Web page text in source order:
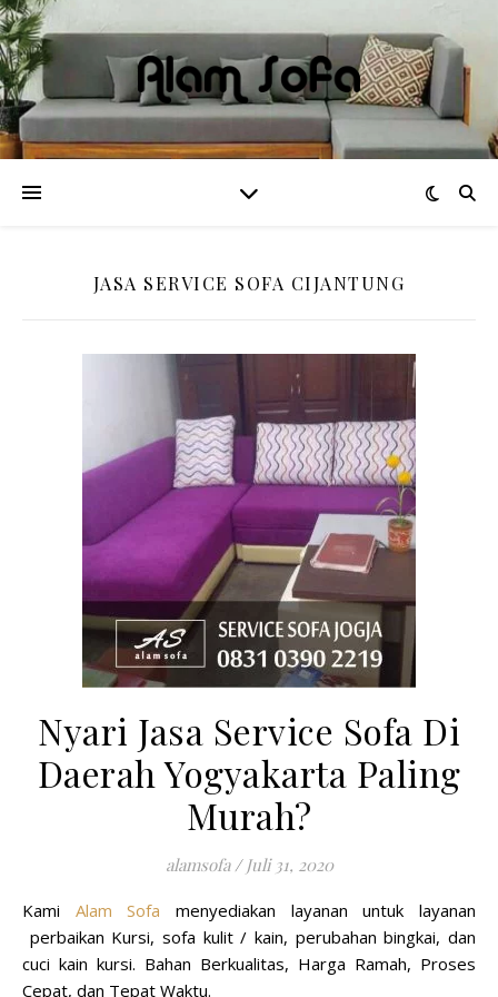
JASA SERVICE SOFA CIJANTUNG
Nyari Jasa Service Sofa Di
Daerah Yogyakarta Paling
Murah?
alamsofa / Juli 31, 2020
Kami Alam Sofa menyediakan layanan untuk layanan
perbaikan Kursi, sofa kulit / kain, perubahan bingkai, dan
cuci kain kursi. Bahan Berkualitas, Harga Ramah, Proses
Cepat, dan Tepat Waktu.